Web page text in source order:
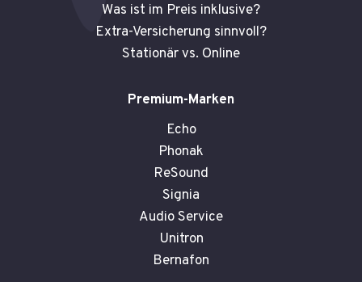
Was ist im Preis inklusive?
Extra-Versicherung sinnvoll?
Stationär vs. Online
Premium-Marken
Echo
Phonak
ReSound
Signia
Audio Service
Unitron
Bernafon